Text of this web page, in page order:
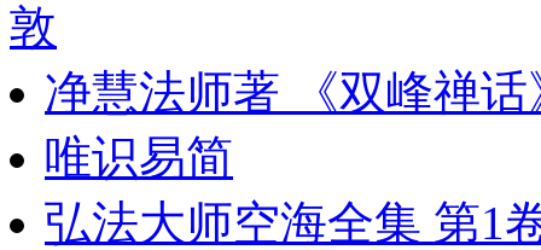
敦
净慧法师著 《双峰禅话
唯识易简
弘法大师空海全集 第1